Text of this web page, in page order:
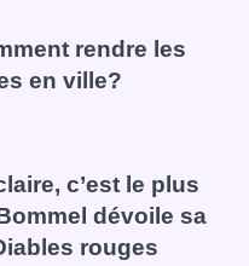
rendre les
en ville?
: comment rendre les
c’est le plus
dévoile sa
rouges